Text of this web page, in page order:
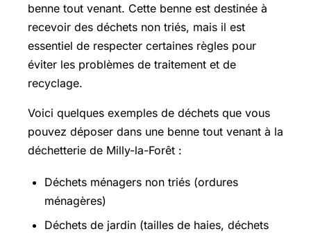
benne tout venant. Cette benne est destinée à
recevoir des déchets non triés, mais il est
essentiel de respecter certaines règles pour
éviter les problèmes de traitement et de
recyclage.
Voici quelques exemples de déchets que vous
pouvez déposer dans une benne tout venant à la
déchetterie de Milly-la-Forêt :
Déchets ménagers non triés (ordures
ménagères)
Déchets de jardin (tailles de haies, déchets